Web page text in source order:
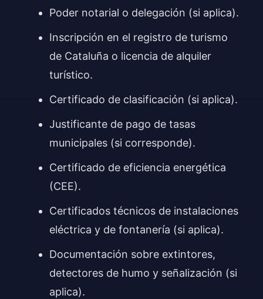
Poder notarial o delegación (si aplica).
Inscripción en el registro de turismo
de Cataluña o licencia de alquiler
turístico.
Certificado de clasificación (si aplica).
Justificante de pago de tasas
municipales (si corresponde).
Certificado de eficiencia energética
(CEE).
Certificados técnicos de instalaciones
eléctrica y de fontanería (si aplica).
Documentación sobre extintores,
detectores de humo y señalización (si
aplica).